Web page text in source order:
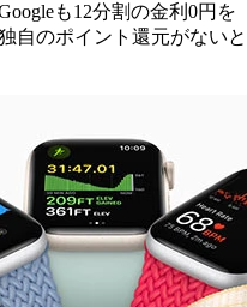
も12分割の金利0円を
自のポイント還元がないと